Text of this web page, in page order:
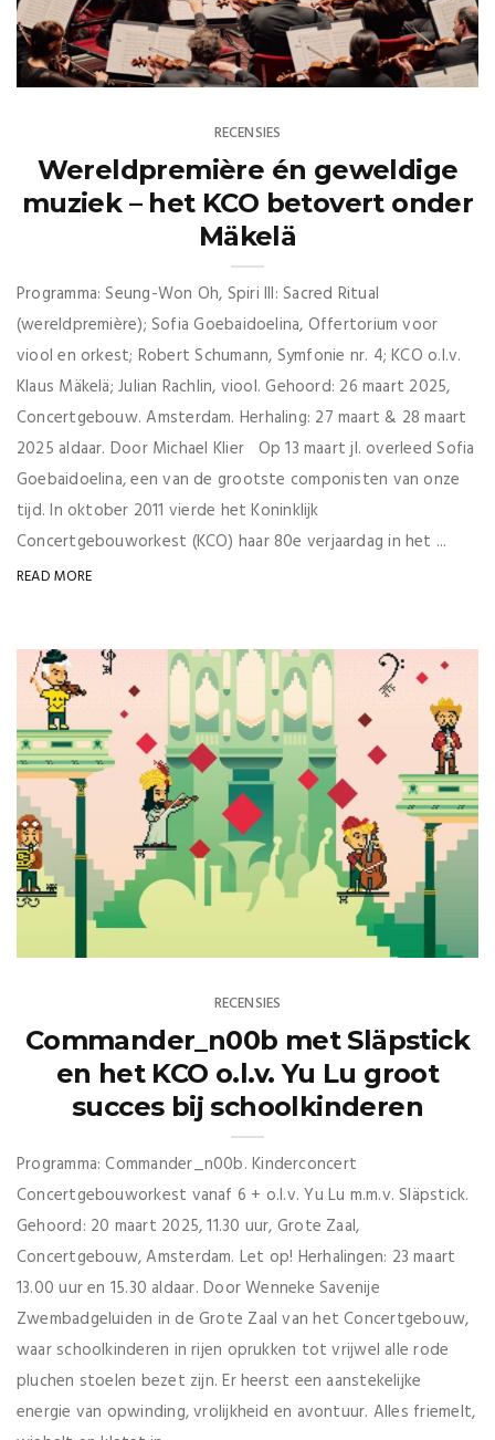
RECENSIES
Wereldpremière én geweldige
muziek – het KCO betovert onder
Mäkelä
Programma: Seung-Won Oh, Spiri III: Sacred Ritual
(wereldpremière); Sofia Goebaidoelina, Offertorium voor
viool en orkest; Robert Schumann, Symfonie nr. 4; KCO o.l.v.
Klaus Mäkelä; Julian Rachlin, viool. Gehoord: 26 maart 2025,
Concertgebouw. Amsterdam. Herhaling: 27 maart & 28 maart
2025 aldaar. Door Michael Klier Op 13 maart jl. overleed Sofia
Goebaidoelina, een van de grootste componisten van onze
tijd. In oktober 2011 vierde het Koninklijk
Concertgebouworkest (KCO) haar 80e verjaardag in het ...
READ MORE
RECENSIES
Commander_n00b met Släpstick
en het KCO o.l.v. Yu Lu groot
succes bij schoolkinderen
Programma: Commander_n00b. Kinderconcert
Concertgebouworkest vanaf 6 + o.l.v. Yu Lu m.m.v. Släpstick.
Gehoord: 20 maart 2025, 11.30 uur, Grote Zaal,
Concertgebouw, Amsterdam. Let op! Herhalingen: 23 maart
13.00 uur en 15.30 aldaar. Door Wenneke Savenije
Zwembadgeluiden in de Grote Zaal van het Concertgebouw,
waar schoolkinderen in rijen oprukken tot vrijwel alle rode
pluchen stoelen bezet zijn. Er heerst een aanstekelijke
energie van opwinding, vrolijkheid en avontuur. Alles friemelt,